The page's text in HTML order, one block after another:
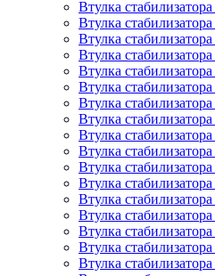
Втулка
Втулка
Втулка
Втулка
Втулка
Втулка
Втулка
Втулка
Втулка
Втулка
Втулка
Втулка
Втулка
Втулка
Втулка
Втулка
Втулка